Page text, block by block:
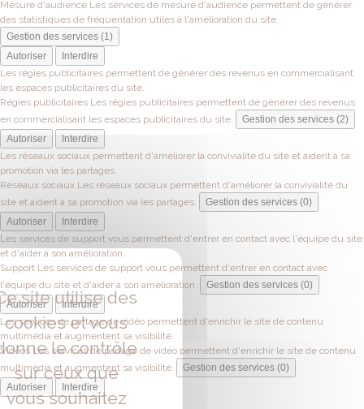
Mesure d'audience Les services de mesure d'audience permettent de générer
des statistiques de fréquentation utiles à l'amélioration du site.
Gestion des services (1)
Autoriser
Interdire
Les régies publicitaires permettent de générer des revenus en commercialisant
les espaces publicitaires du site.
Régies publicitaires Les régies publicitaires permettent de générer des revenus
en commercialisant les espaces publicitaires du site.
Gestion des services (2)
Autoriser
Interdire
Les réseaux sociaux permettent d'améliorer la convivialité du site et aident à sa
promotion via les partages.
Réseaux sociaux Les réseaux sociaux permettent d'améliorer la convivialité du
site et aident à sa promotion via les partages.
Gestion des services (0)
Autoriser
Interdire
Les services de support vous permettent d'entrer en contact avec l'équipe du site
et d'aider à son amélioration.
Support Les services de support vous permettent d'entrer en contact avec
l'équipe du site et d'aider à son amélioration.
Gestion des services (0)
Autoriser
Interdire
Les services de partage de vidéo permettent d'enrichir le site de contenu
multimédia et augmentent sa visibilité.
Vidéos Les services de partage de vidéo permettent d'enrichir le site de contenu
multimédia et augmentent sa visibilité.
Gestion des services (0)
Autoriser
Interdire
site utilise des
cookies et vous
le contrôle
sur ceux que
vous souhaitez